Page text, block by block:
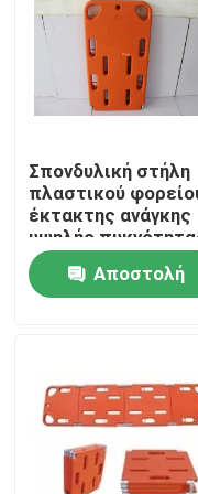
Σπίτι
Βίντεο
Σχετικά με εμάς
Σπονδυλική στήλη
πλαστικού
έκτακτης ανάγκης
υψηλής
με διείσδυση
ακτίνων Χ και ΤΜ
Αποστολή